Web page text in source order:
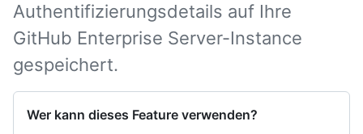
Authentifizierungsdetails auf Ihre
GitHub Enterprise Server-Instance
gespeichert.
Wer kann dieses Feature verwenden?